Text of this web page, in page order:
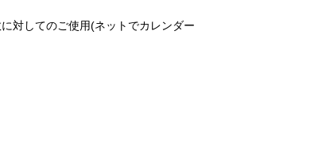
対してのご使用(ネットでカレンダー